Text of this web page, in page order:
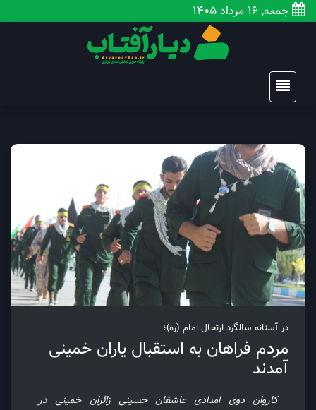
جمعه, 16 مرداد 1405
در آستانه سالگرد ارتحال امام (ره)؛
مردم فراهان به استقبال یاران خمینی
آمدند
کاروان دوی امدادی عاشقان حسینی زائران خمینی در